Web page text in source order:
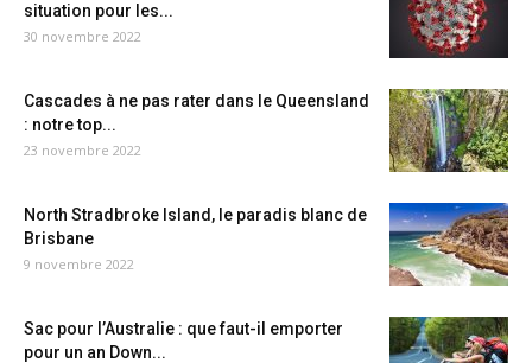
situation pour les...
30 novembre 2022
Cascades à ne pas rater dans le Queensland
: notre top...
23 novembre 2022
North Stradbroke Island, le paradis blanc de
Brisbane
9 novembre 2022
Sac pour l’Australie : que faut-il emporter
pour un an Down...